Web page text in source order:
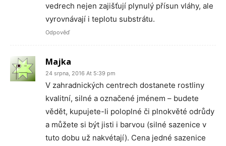
vedrech nejen zajišťují plynulý přísun vláhy, ale
vyrovnávají i teplotu substrátu.
Odpověď
Majka
24 srpna, 2016 At 5:39 pm
V zahradnických centrech dostanete rostliny
kvalitní, silné a označené jménem – budete
vědět, kupujete-li poloplné či plnokvěté odrůdy
a můžete si být jisti i barvou (silné sazenice v
tuto dobu už nakvétají). Cena jedné sazenice